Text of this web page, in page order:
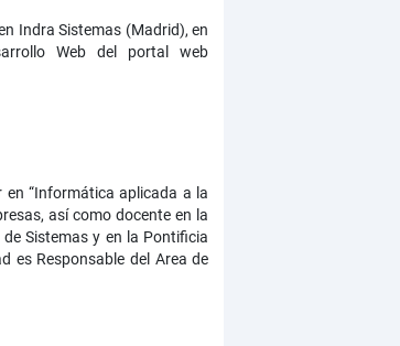
Indra Sistemas (Madrid), en
Web del portal web
“Informática aplicada a la
así como docente en la
Sistemas y en la Pontificia
es Responsable del Area de